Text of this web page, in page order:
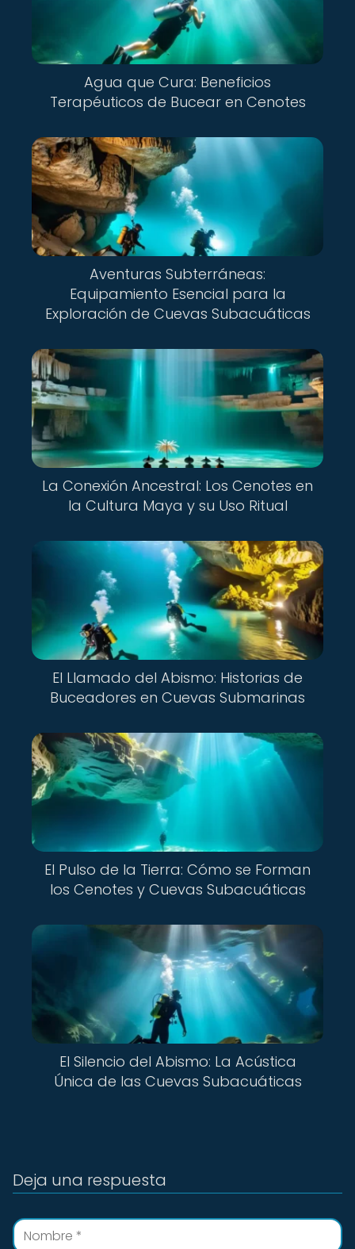
Agua que Cura: Beneficios
Terapéuticos de Bucear en Cenotes
Aventuras Subterráneas:
Equipamiento Esencial para la
Exploración de Cuevas Subacuáticas
La Conexión Ancestral: Los Cenotes en
la Cultura Maya y su Uso Ritual
El Llamado del Abismo: Historias de
Buceadores en Cuevas Submarinas
El Pulso de la Tierra: Cómo se Forman
los Cenotes y Cuevas Subacuáticas
El Silencio del Abismo: La Acústica
Única de las Cuevas Subacuáticas
Deja una respuesta